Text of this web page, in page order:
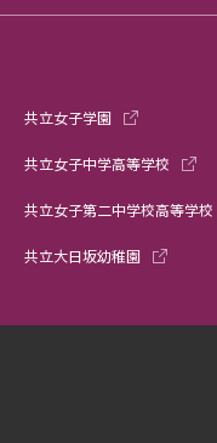
共立女子学園
共立女子中学高等学校
共立女子第二中学校高等学校
共立大日坂幼稚園